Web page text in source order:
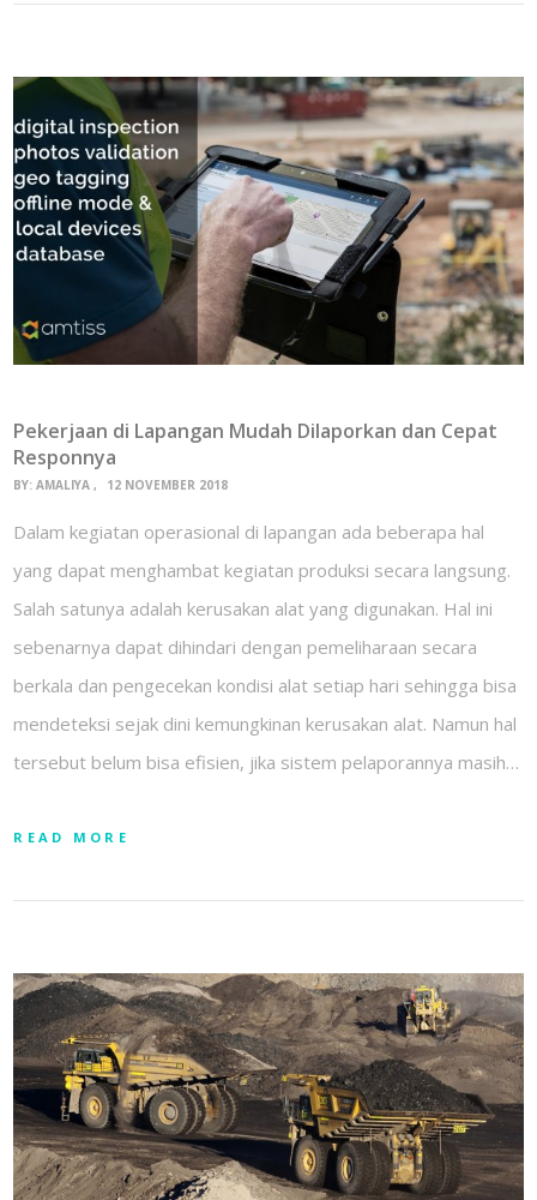
Pekerjaan di Lapangan Mudah Dilaporkan dan Cepat
Responnya
BY:AMALIYA 12 NOVEMBER 2018
Dalam kegiatan operasional di lapangan ada beberapa hal
yang dapat menghambat kegiatan produksi secara langsung.
Salah satunya adalah kerusakan alat yang digunakan. Hal ini
sebenarnya dapat dihindari dengan pemeliharaan secara
berkala dan pengecekan kondisi alat setiap hari sehingga bisa
mendeteksi sejak dini kemungkinan kerusakan alat. Namun hal
tersebut belum bisa efisien, jika sistem pelaporannya masih…
READ MORE